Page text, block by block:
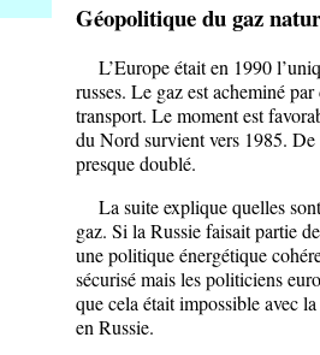
Géopolitique du gaz
L’Europe était en 1990
russes. Le gaz est acheminé
transport. Le moment est
du Nord survient vers 1985.
presque doublé.
La suite explique quelles
gaz. Si la Russie faisait partie
une politique énergétique
sécurisé mais les politiciens
que cela était impossible avec
en Russie.